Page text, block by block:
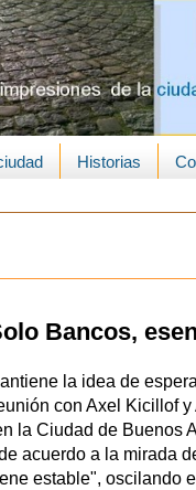
Historias
Bancos,
la idea de
con Axel Kicillof
la Ciudad de Buenos
acuerdo a la mirada
estable", oscilando